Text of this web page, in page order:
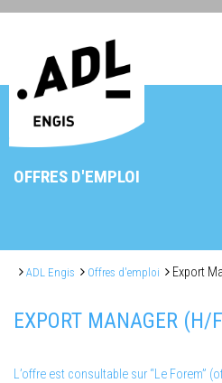
OFFRES D'EMPLOI
ADL Engis Offres d'emploi Export
EXPORT MANAGER
L’offre est consultable sur “Le Forem”